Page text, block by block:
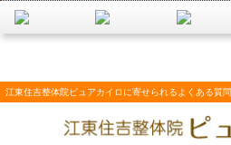
江東住吉整体院ピュアカイロに寄せられるよくある質